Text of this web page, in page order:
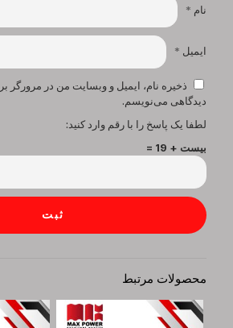
نام *
ایمیل *
ذخیره نام، ایمیل و وبسایت من در مرورگر
دیدگاهی می‌نویسم.
لطفا یک پاسخ را با رقم وارد کنید:
بیست + 19 =
محصولات مرتبط